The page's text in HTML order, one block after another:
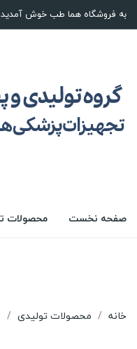
به فروشگاه هما طب خوش آمدید
صفحه نخست محصولات
خانه محصولات تولیدی